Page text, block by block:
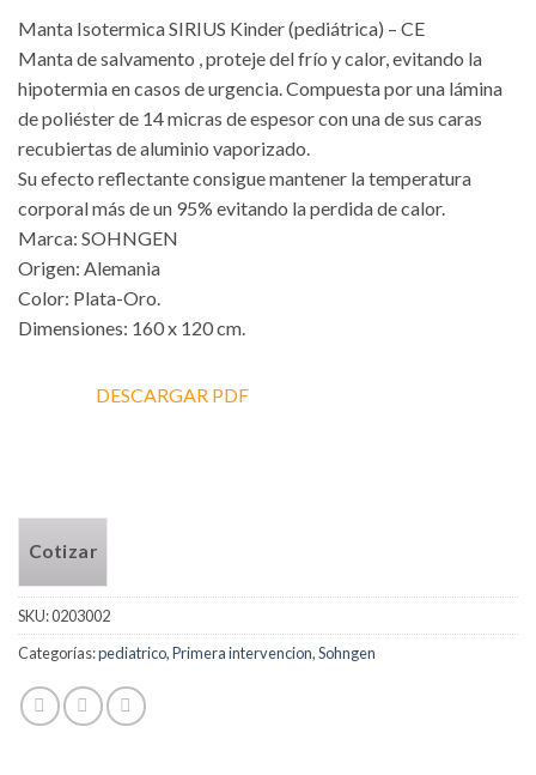
Manta Isotermica SIRIUS Kinder (pediátrica) – CE
Manta de salvamento , proteje del frío y calor, evitando la
hipotermia en casos de urgencia. Compuesta por una lámina
de poliéster de 14 micras de espesor con una de sus caras
recubiertas de aluminio vaporizado.
Su efecto reflectante consigue mantener la temperatura
corporal más de un 95% evitando la perdida de calor.
Marca: SOHNGEN
Origen: Alemania
Color: Plata-Oro.
Dimensiones: 160 x 120 cm.
DESCARGAR PDF
Cotizar
SKU:0203002
Categorías:pediatrico,Primera intervencion,Sohngen